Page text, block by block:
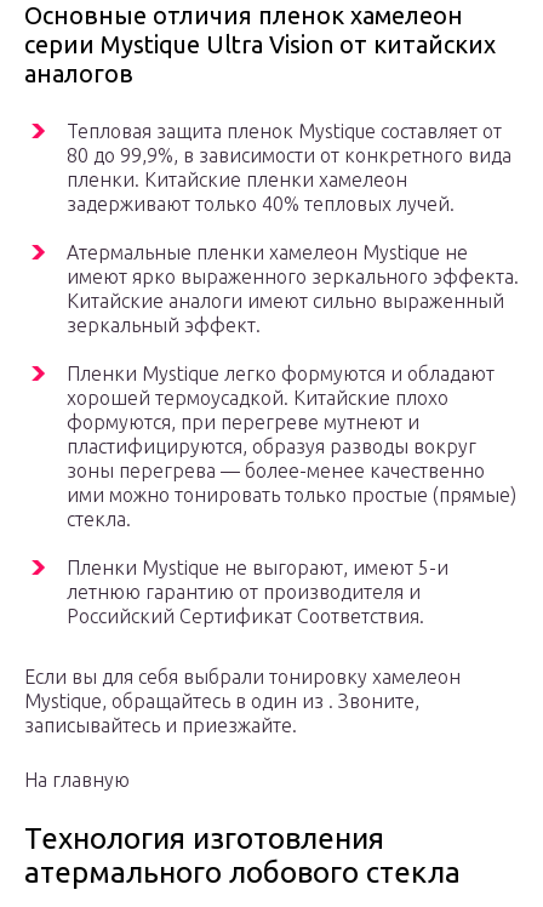
Основные отличия пленок хамелеон
серии Mystique Ultra Vision от китайских
аналогов
Тепловая защита пленок Mystique составляет от
80 до 99,9%, в зависимости от конкретного вида
пленки. Китайские пленки хамелеон
задерживают только 40% тепловых лучей.
Атермальные пленки хамелеон Mystique не
имеют ярко выраженного зеркального эффекта.
Китайские аналоги имеют сильно выраженный
зеркальный эффект.
Пленки Mystique легко формуются и обладают
хорошей термоусадкой. Китайские плохо
формуются, при перегреве мутнеют и
пластифицируются, образуя разводы вокруг
зоны перегрева — более-менее качественно
ими можно тонировать только простые (прямые)
стекла.
Пленки Mystique не выгорают, имеют 5-и
летнюю гарантию от производителя и
Российский Сертификат Соответствия.
Если вы для себя выбрали тонировку хамелеон
Mystique, обращайтесь в один из . Звоните,
записывайтесь и приезжайте.
На главную
Технология изготовления
атермального лобового стекла